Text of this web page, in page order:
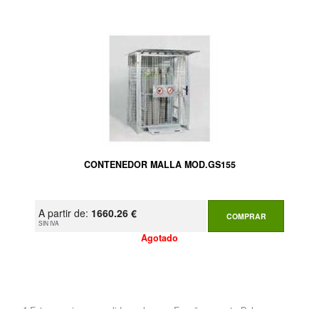
CONTENEDOR MALLA MOD.GS155
A partir de: 1660.26 €
SIN IVA
COMPRAR
Agotado